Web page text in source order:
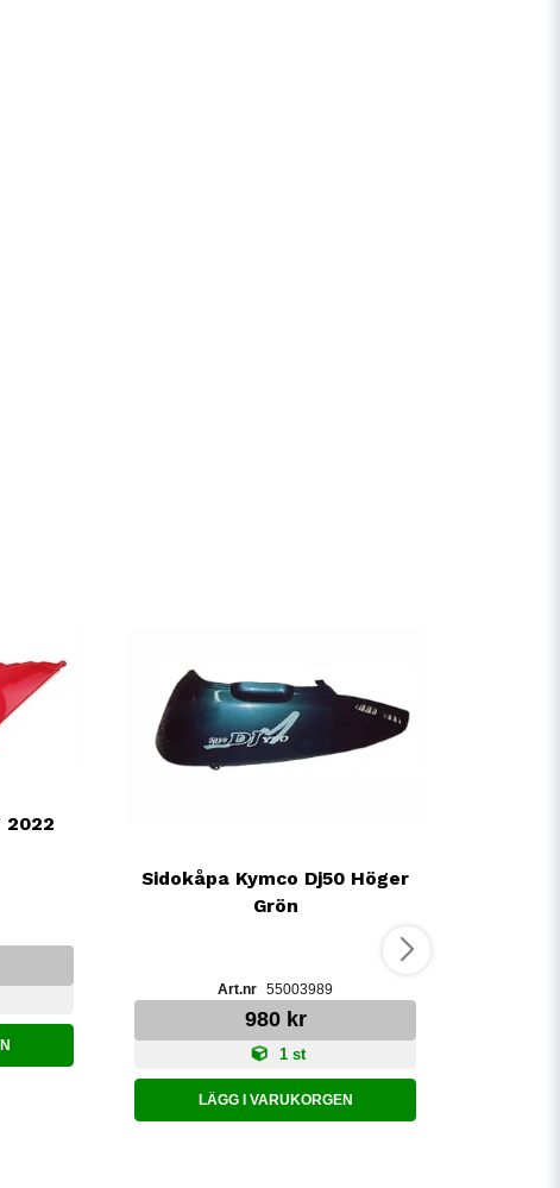
2022
Sidokåpa Kymco Dj50 Höger
Grön
55003989
980 kr
1 st
LÄGG I VARUKORGEN